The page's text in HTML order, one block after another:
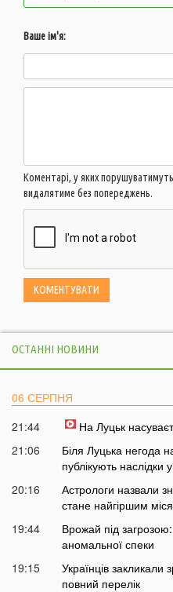
Ваше ім'я:
Коментарі, у яких
видалятиме без попереджень.
ОСТАННІ НОВИНИ
06 СЕРПНЯ
21:44
На Луцьк
21:06
Біля Луцька негода
публікують наслідки
20:16
Астрологи назвали
стане найгіршим
19:44
Врожай під
аномальної спеки
19:15
Українців закликали
повний перелік